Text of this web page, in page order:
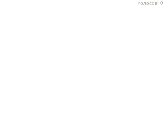
голосов: 0